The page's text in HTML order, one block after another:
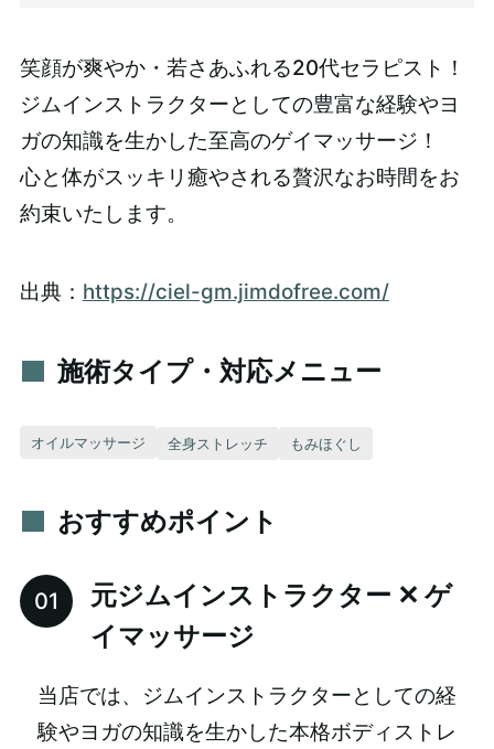
笑顔が爽やか・若さあふれる20代セラピスト！
ジムインストラクターとしての豊富な経験やヨ
ガの知識を生かした至高のゲイマッサージ！
心と体がスッキリ癒やされる贅沢なお時間をお
約束いたします。
出典： https://ciel-gm.jimdofree.com/
施術タイプ・対応メニュー
オイルマッサージ 全身ストレッチ もみほぐし
おすすめポイント
元ジムインストラクター ✕ ゲ
イマッサージ
当店では、ジムインストラクターとしての経
験やヨガの知識を生かした本格ボディストレ